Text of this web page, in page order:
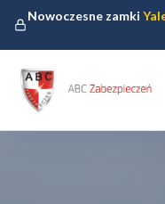
Nowoczesne zamki